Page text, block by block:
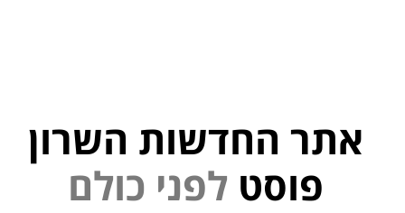
אתר החדשות השרון
פוסט